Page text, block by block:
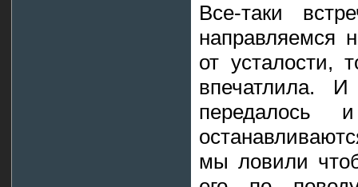
Все-таки
направляемся
от усталости,
впечатлила.
мы ловили